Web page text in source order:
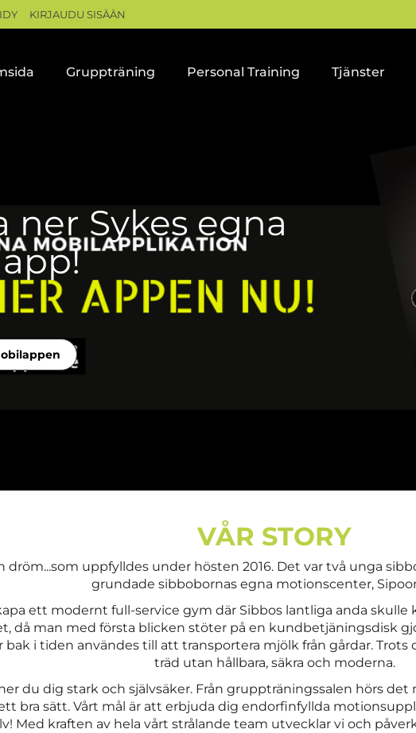
KIRJAUDU SISÄÄN
Gruppträning Personal Training Tjänster
ner Sykes egna
VÅR STORY
dröm...som uppfylldes under hösten 2016. Det var två unga
grundade sibbobornas egna motionscenter,
ett modernt full-service gym där Sibbos lantliga anda
då man med första blicken stöter på en kundbetjäningsdisk
bak i tiden användes till att transportera mjölk från gårdar.
träd utan hållbara, säkra och moderna.
du dig stark och självsäker. Från gruppträningssalen hörs
bra sätt. Vårt mål är att erbjuda dig endorfinfyllda
Med kraften av hela vårt strålande team utvecklar vi och